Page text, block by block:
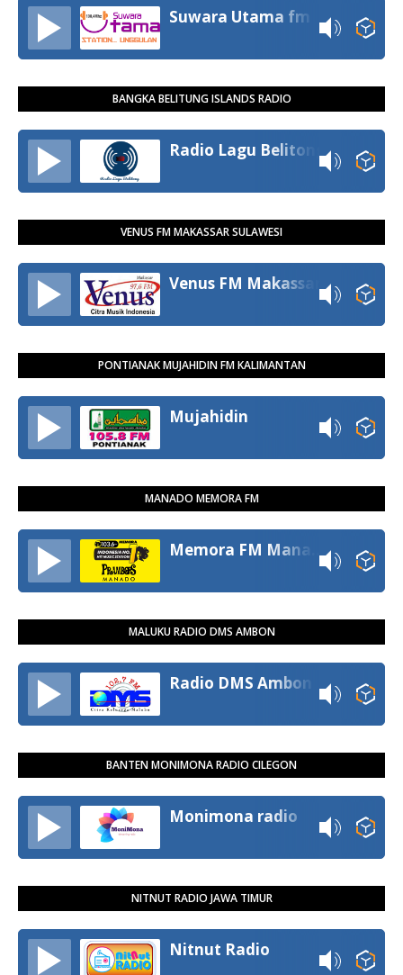
Suwara Utama fm
BANGKA BELITUNG ISLANDS RADIO
Radio Lagu Belitong
VENUS FM MAKASSAR SULAWESI
Venus FM Makassar
PONTIANAK MUJAHIDIN FM KALIMANTAN
Mujahidin
MANADO MEMORA FM
MALUKU RADIO DMS AMBON
Radio DMS Ambon
BANTEN MONIMONA RADIO CILEGON
Monimona radio
NITNUT RADIO JAWA TIMUR
Nitnut Radio